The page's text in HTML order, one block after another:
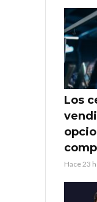
Los
Hace 23